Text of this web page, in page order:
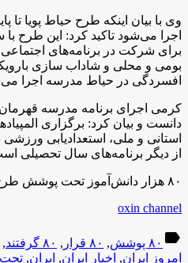
وی با بیان اینکه طرح حیاط پویا
اجرا می‌شود تاکید کرد: این طرح
برای شرکت در برنامه‌های
بومی و محلی و شاداب سازی
افسردگی در حیاط مدرسه اجرا
کرمی اجرای برنامه مدرسه
دانست و بیان کرد: برگزاری
استانی و ملی، استعدادیابی
از دیگر برنامه‌های سال تحصیلی
۸۰ هزار دانش‌آموز تحت پوشش طرح حیاط پویا قرار گرفتند
oxin channel
label ۸۰ پوشش , ۸۰ قرار , ۸۰ گرفتند ,
امروز ایران, اخبار ایران, ایران, تحت